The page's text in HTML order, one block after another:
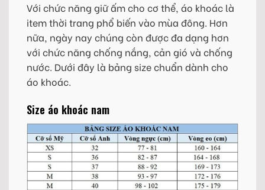
Với chức năng giữ ấm cho cơ thể, áo khoác là
item thời trang phổ biến vào mùa đông. Hơn
nữa, ngày nay chúng còn được đa dạng hơn
với chức năng chống nắng, cản gió và chống
nước. Dưới đây là bảng size chuẩn dành cho
áo khoác.
Size áo khoác nam